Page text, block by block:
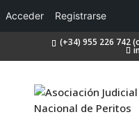
Acceder Registrarse
(+34) 955 226 742